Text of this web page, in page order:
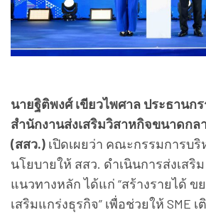
นายฐิติพงศ์ เขียวไพศาล ประธานก
สำนักงานส่งเสริมวิสาหกิจขนาดก
(สสว.) เปิดเผยว่า คณะกรรมการบริ
นโยบายให้ สสว. ดำเนินการส่งเสริม
แนวทางหลัก ได้แก่ “สร้างรายได้ ข
เสริมแกร่งธุรกิจ” เพื่อช่วยให้ SME